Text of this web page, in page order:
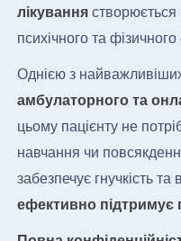
лікуваннястворюється
психічного та
Однією з
амбулаторного та
цьому пацієнту не
навчання чи
забезпечує гнучкість
ефективно